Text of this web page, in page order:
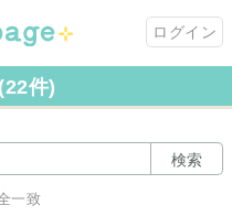
ログイン
件)
検索
一致